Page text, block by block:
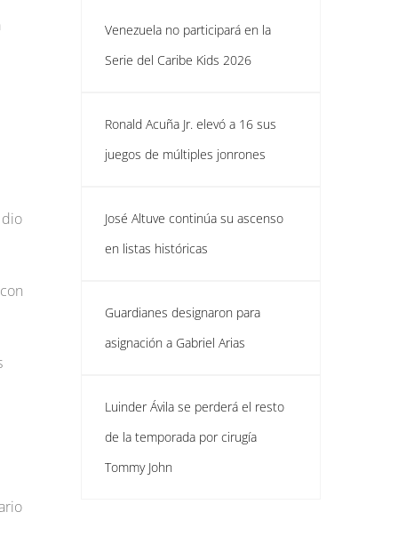
Venezuela no participará en la
Serie del Caribe Kids 2026
Ronald Acuña Jr. elevó a 16 sus
juegos de múltiples jonrones
José Altuve continúa su ascenso
en listas históricas
Guardianes designaron para
asignación a Gabriel Arias
Luinder Ávila se perderá el resto
de la temporada por cirugía
Tommy John